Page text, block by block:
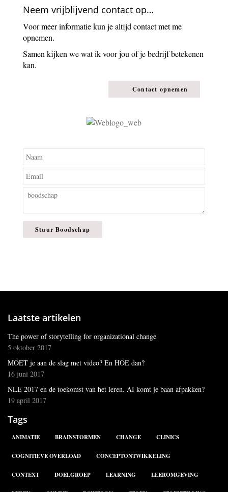
Neem vrijblijvend contact op…
Voor meer informatie kun je altijd contact met me
opnemen.
Samen kijken we wat ik voor jou of je bedrijf betekenen
kan.
Contact opnemen
Laatste artikelen
The power of storytelling for organizational change
5 oktober 2017
MOET je aan de slag met video? En HOE dan?
16 juni 2017
NLE 2017 en de toekomst van het leren. AI komt je baan afpakken?
19 april 2017
Tags
ANIMATIE BRAINSTORMEN CHANGE CLINICS
COGNITIEVE OVERLOAD CONCEPTONTWIKKELING
CONTEXT DOELGROEP LEARNING LEEROMGEVING